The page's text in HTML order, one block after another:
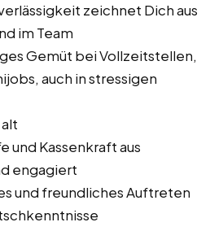
zeichnet Dich aus
im Team
Gemüt bei Vollzeitstellen,
auch in stressigen
und Kassenkraft aus
engagiert
und freundliches Auftreten